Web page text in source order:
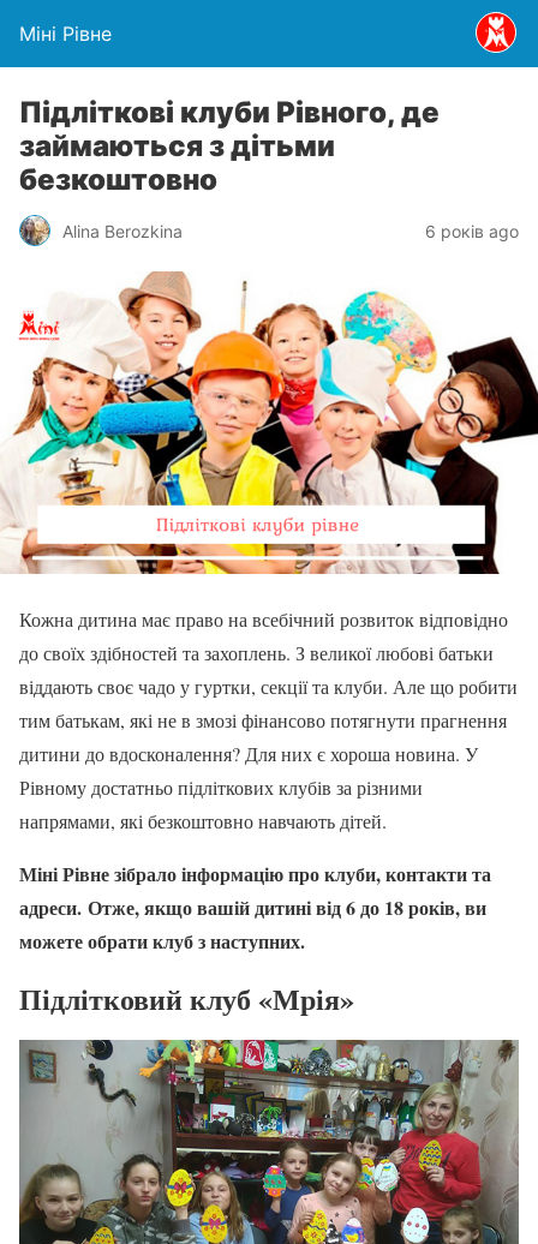
Міні Рівне
Підліткові клуби Рівного, де
займаються з дітьми
безкоштовно
Alina Berozkina 6 років ago
Кожна дитина має право на всебічний розвиток відповідно
до своїх здібностей та захоплень. З великої любові батьки
віддають своє чадо у гуртки, секції та клуби. Але що робити
тим батькам, які не в змозі фінансово потягнути прагнення
дитини до вдосконалення? Для них є хороша новина. У
Рівному достатньо підліткових клубів за різними
напрямами, які безкоштовно навчають дітей.
Міні Рівне зібрало інформацію про клуби, контакти та
адреси. Отже, якщо вашій дитині від 6 до 18 років, ви
можете обрати клуб з наступних.
Підлітковий клуб «Мрія»